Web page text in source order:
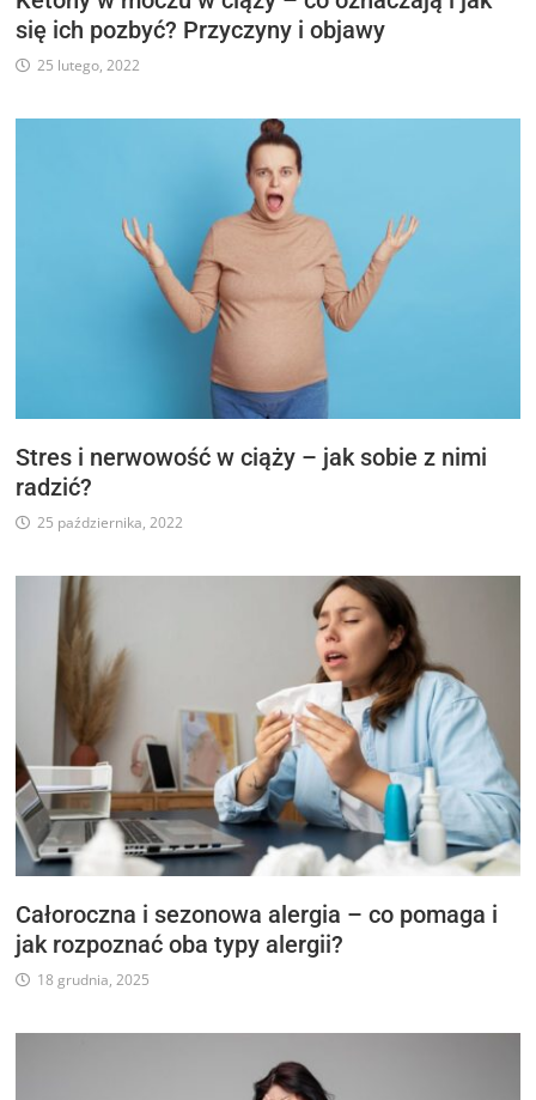
się ich pozbyć? Przyczyny i objawy
25 lutego, 2022
Stres i nerwowość w ciąży – jak sobie z nimi
radzić?
25 października, 2022
Całoroczna i sezonowa alergia – co pomaga i
jak rozpoznać oba typy alergii?
18 grudnia, 2025